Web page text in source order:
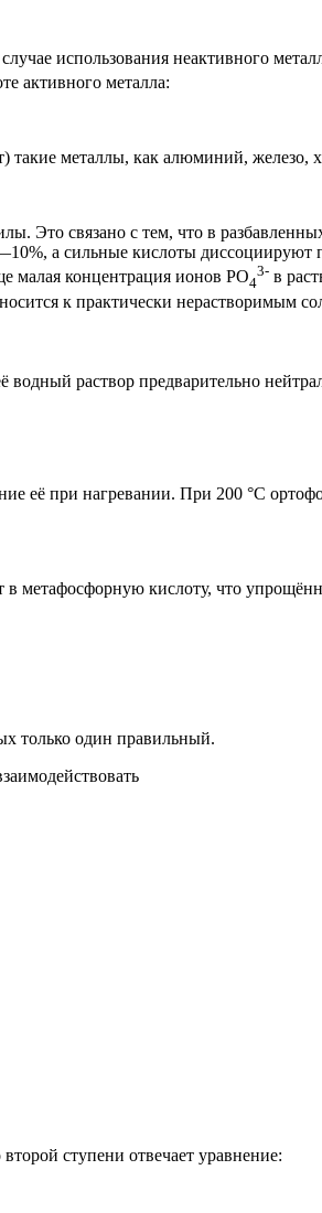
использования неактивного
активного металла:
такие металлы, как алюминий, железо,
Это связано с тем, что в
а сильные кислоты
малая концентрация ионов РO4
3- в
к практически нерастворимым
раствор предварительно
её при нагревании. При 200 °С
метафосфорную кислоту, что
только один правильный.
ступени отвечает уравнение: